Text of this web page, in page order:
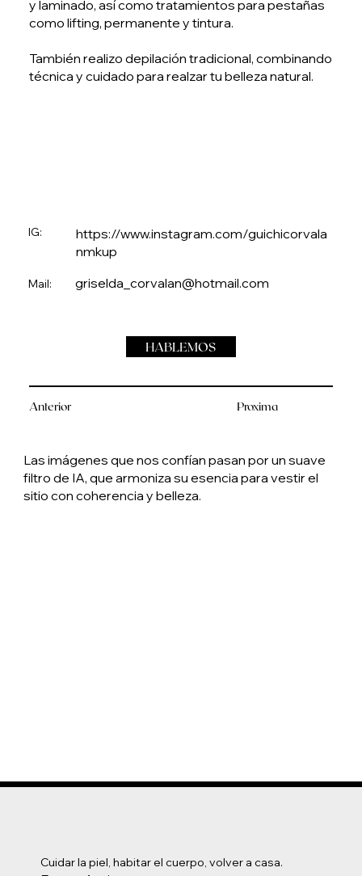
Anterior Proxima
y laminado, así como tratamientos para pestañas
como lifting, permanente y tintura.
También realizo depilación tradicional, combinando
técnica y cuidado para realzar tu belleza natural.
IG:
https://www.instagram.com/guichicorvala
nmkup
Mail: griselda_corvalan@hotmail.com
HABLEMOS
Las imágenes que nos confían pasan por un suave
filtro de IA, que armoniza su esencia para vestir el
sitio con coherencia y belleza.
Cuidar la piel, habitar el cuerpo, volver a casa.